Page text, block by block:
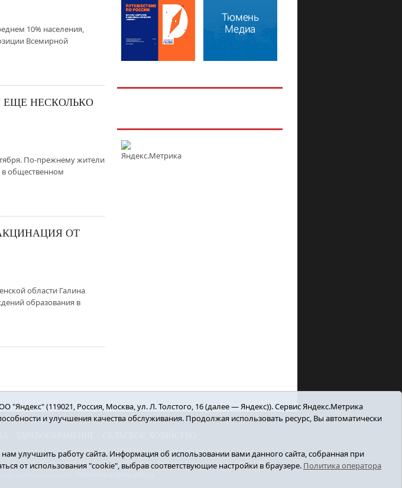
10% населения,
Всемирной
ЕЩЕ НЕСКОЛЬКО
По-прежнему жители
общественном
ОТ
области Галина
образования в
Учредитель: АНО «ИИЦ «Армизонский вестник». E-mail:
25.08.2016 г. выдано Федеральной службой по надзору в сфере связи,
(119021, Россия, Москва, ул. Л. Толстого, 16 (далее — Яндекс)). Сервис Яндекс.Метрика
и улучшения качества обслуживания. Продолжая использовать ресурс, Вы автоматически
улучшить работу сайта. Информация об использовании вами данного сайта, собранная при
от использования "cookie", выбрав соответствующие настройки в браузере. Политика оператора